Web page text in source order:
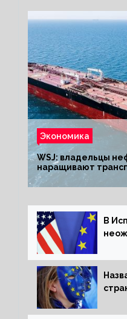
Экономика
WSJ: владельцы
наращивают
из РФ до санкций
В